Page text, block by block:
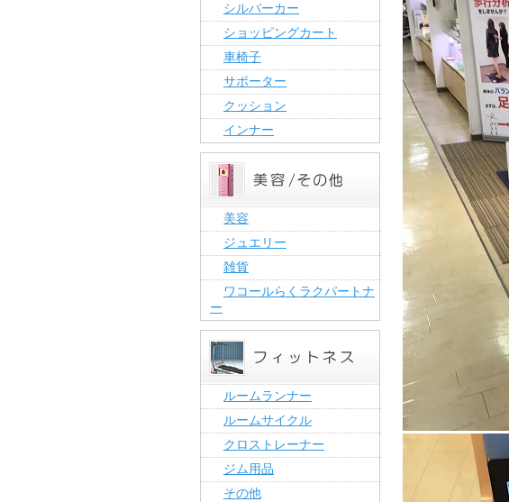
シルバーカー
ショッピングカート
車椅子
サポーター
クッション
インナー
美容
ジュエリー
雑貨
ワコールらくラクパートナ
ー
ルームランナー
ルームサイクル
クロストレーナー
ジム用品
その他